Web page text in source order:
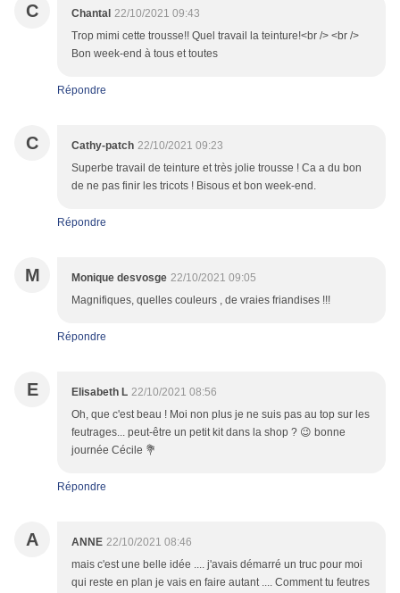
C Chantal 22/10/2021 09:43
Trop mimi cette trousse!! Quel travail la teinture!<br /> <br />
Bon week-end à tous et toutes
Répondre
C Cathy-patch 22/10/2021 09:23
Superbe travail de teinture et très jolie trousse ! Ca a du bon
de ne pas finir les tricots ! Bisous et bon week-end.
Répondre
M Monique desvosge 22/10/2021 09:05
Magnifiques, quelles couleurs , de vraies friandises !!!
Répondre
E Elisabeth L 22/10/2021 08:56
Oh, que c'est beau ! Moi non plus je ne suis pas au top sur les
feutrages... peut-être un petit kit dans la shop ? 😉 bonne
journée Cécile 💐
Répondre
A ANNE 22/10/2021 08:46
mais c'est une belle idée .... j'avais démarré un truc pour moi
qui reste en plan je vais en faire autant .... Comment tu feutres